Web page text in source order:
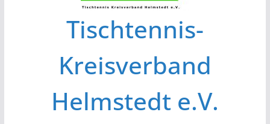
Tischtennis-
Kreisverband
Helmstedt e.V.